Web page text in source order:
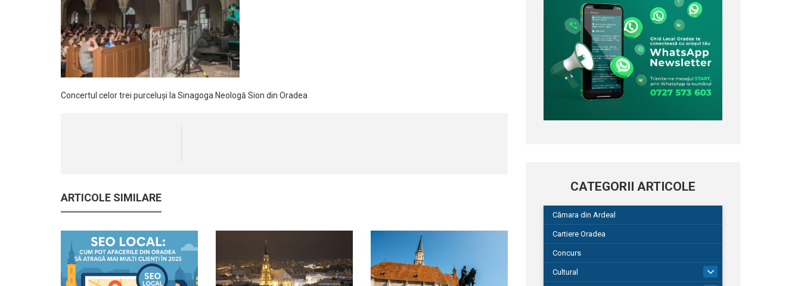
Concertul celor trei purceluși la Sinagoga Neologă Sion din Oradea
ARTICOLE SIMILARE
CATEGORII ARTICOLE
Cămara din Ardeal
Cartiere Oradea
Concurs
Cultural